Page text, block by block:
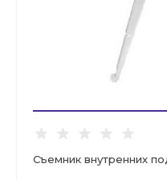
Съемник внутренних